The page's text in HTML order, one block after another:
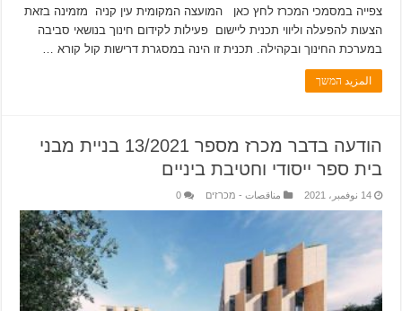
צפייה במסמכי המכרז לחץ כאן המועצה המקומית עין קניה מזמינה בזאת
הצעות להפעלה וליווי תכנית ליישום פעילות לקידום חינוך בנושאי סביבה
במערכת החינוך ובקהילה. תכנית זו הינה במסגרת דרישות קול קורא …
المزيد המשך
הודעה בדבר מכרז מספר 13/2021 בניית מבני
בית ספר ייסודי וחטיבת ביניים
14 نوفمبر، 2021 مناقصات - מכרזים 0